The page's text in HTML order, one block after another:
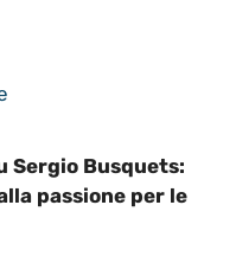
Sergio Busquets:
passione per le